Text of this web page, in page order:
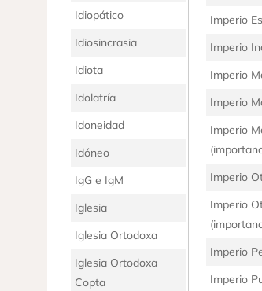
Idiopático
Idiosincrasia
Idiota
Idolatría
Idoneidad
Idóneo
IgG e IgM
Iglesia
Iglesia Ortodoxa
Iglesia Ortodoxa
Copta
Imperio
Imperio
Imperio
Imperio
Imperio
Imperio
Imperio
Imperio
Imperio